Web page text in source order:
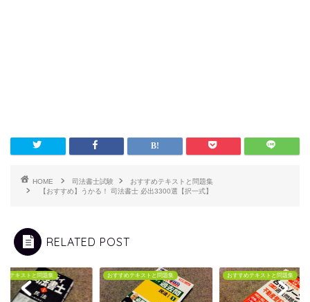
HOME 司法書士試験
おすすめテキストと問題集
【おすすめ】うかる！ 司法書士 必出3300選【択一式】
RELATED POST
めテキストと問題集 おすすめテキストと問題集 おすすめテキストと問題集